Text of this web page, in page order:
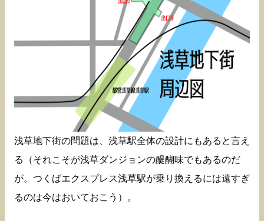
浅草地下街の問題は、浅草駅全体の設計にもあると言え
る（それこそが浅草ダンジョンの醍醐味でもあるのだ
が。つくばエクスプレス浅草駅が乗り換えるには遠すぎ
るのは今はおいておこう）。